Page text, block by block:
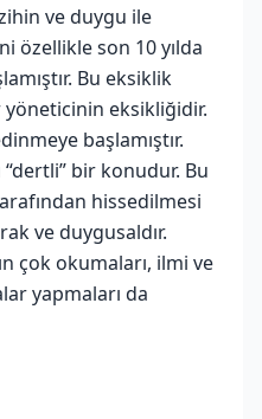
ve duygu ile
özellikle son 10 yılda
Bu eksiklik
eksikliğidir.
başlamıştır.
bir konudur. Bu
hissedilmesi
ve duygusaldır.
çok okumaları, ilmi ve
yapmaları da